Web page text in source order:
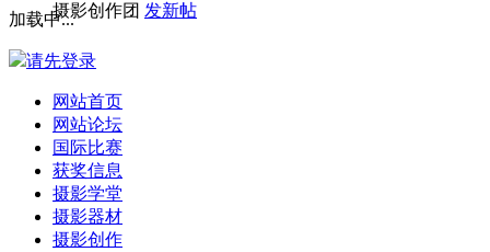
加载中...
请先登录
网站首页
网站论坛
国际比赛
获奖信息
摄影学堂
摄影器材
摄影创作
摄影创作团 发新帖